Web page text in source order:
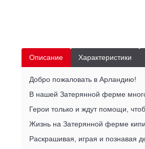
Описание Характеристики
Добро пожаловать в Арландию!
В нашей Затерянной ферме
Герои только и ждут помощи,
Жизнь на Затерянной ферме
Раскрашивая, играя и познавая